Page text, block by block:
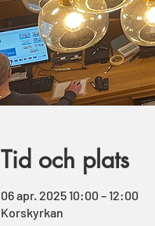
Tid och plats
06 apr. 2025 10:00 – 12:00
Korskyrkan